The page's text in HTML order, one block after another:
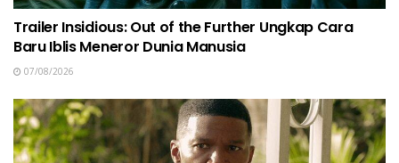
Trailer Insidious: Out of the Further Ungkap Cara
Baru Iblis Meneror Dunia Manusia
07/08/2026